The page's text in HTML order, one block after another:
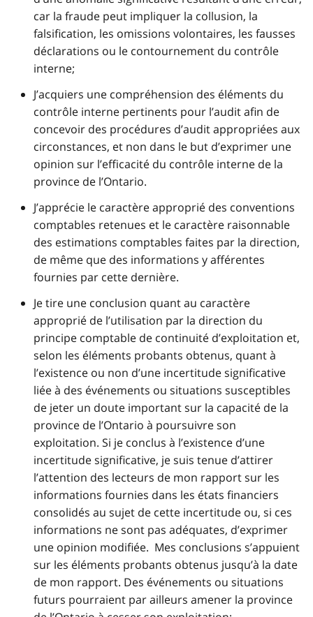
car la fraude peut impliquer la collusion, la
falsification, les omissions volontaires, les fausses
déclarations ou le contournement du contrôle
interne;
J’acquiers une compréhension des éléments du
contrôle interne pertinents pour l’audit afin de
concevoir des procédures d’audit appropriées aux
circonstances, et non dans le but d’exprimer une
opinion sur l’efficacité du contrôle interne de la
province de l’Ontario.
J’apprécie le caractère approprié des conventions
comptables retenues et le caractère raisonnable
des estimations comptables faites par la direction,
de même que des informations y afférentes
fournies par cette dernière.
Je tire une conclusion quant au caractère
approprié de l’utilisation par la direction du
principe comptable de continuité d’exploitation et,
selon les éléments probants obtenus, quant à
l’existence ou non d’une incertitude significative
liée à des événements ou situations susceptibles
de jeter un doute important sur la capacité de la
province de l’Ontario à poursuivre son
exploitation. Si je conclus à l’existence d’une
incertitude significative, je suis tenue d’attirer
l’attention des lecteurs de mon rapport sur les
informations fournies dans les états financiers
consolidés au sujet de cette incertitude ou, si ces
informations ne sont pas adéquates, d’exprimer
une opinion modifiée. Mes conclusions s’appuient
sur les éléments probants obtenus jusqu’à la date
de mon rapport. Des événements ou situations
futurs pourraient par ailleurs amener la province